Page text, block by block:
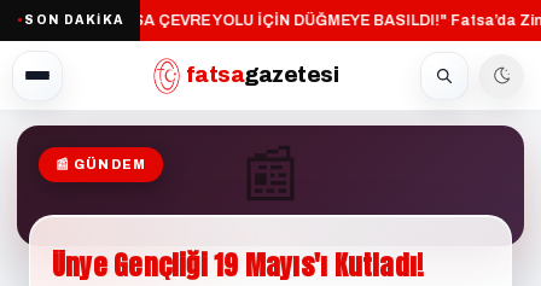
● SON DAKİKA"FATSA ÇEVRE YOLU İÇİN DÜĞMEYE BASILDI!"·Fatsa’da
fatsagazetesi
📰
📰 GÜNDEM
ÜnyeGençliği19 Mayıs'ı Kutladı!